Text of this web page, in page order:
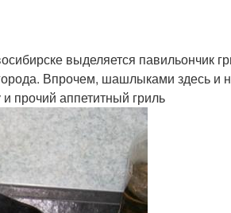
выделяется павильончик
Впрочем, шашлыками здесь и
прочий аппетитный гриль